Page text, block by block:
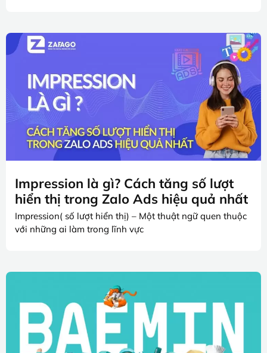
Impression là gì? Cách tăng số lượt
hiển thị trong Zalo Ads hiệu quả nhất
Impression( số lượt hiển thị) – Một thuật ngữ quen thuộc
với những ai làm trong lĩnh vực